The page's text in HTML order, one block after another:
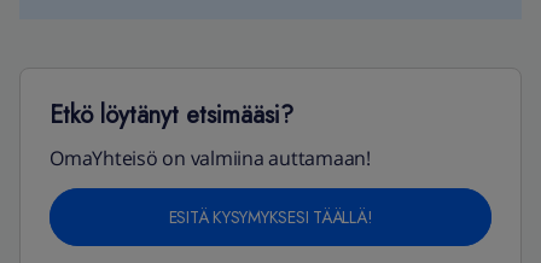
Etkö löytänyt etsimääsi?
OmaYhteisö on valmiina auttamaan!
ESITÄ KYSYMYKSESI TÄÄLLÄ!